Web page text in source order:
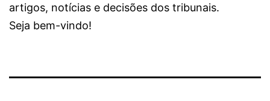
artigos, notícias e decisões dos tribunais.
Seja bem-vindo!